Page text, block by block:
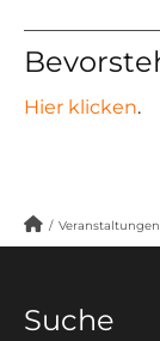
Hier klicken.
/ Veranstaltungen
Suche